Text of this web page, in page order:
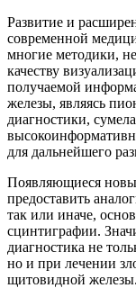
Развитие и
современной
многие методики,
качеству
получаемой
железы, являясь
диагностики,
для дальнейшего
Появляющиеся
предоставить
так или иначе,
сцинтиграфии.
диагностика не
но и при лечении
щитовидной железы.